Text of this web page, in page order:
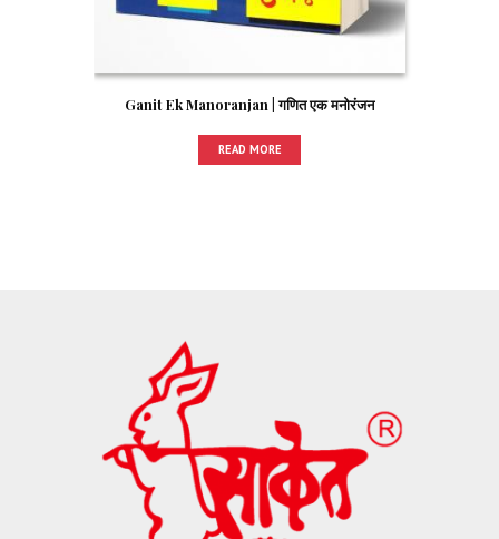
Ganit Ek Manoranjan | गणित एक मनोरंजन
READ MORE